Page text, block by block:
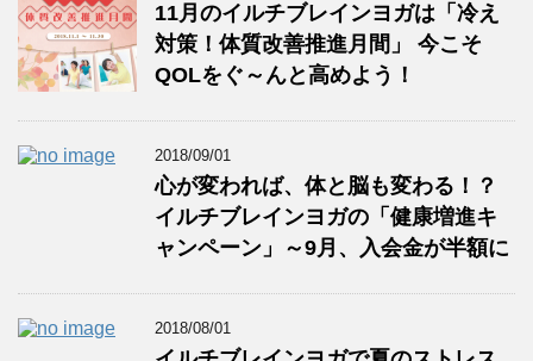
11月のイルチブレインヨガは「冷え
対策！体質改善推進月間」 今こそ
QOLをぐ～んと高めよう！
2018/09/01
心が変われば、体と脳も変わる！？
イルチブレインヨガの「健康増進キ
ャンペーン」～9月、入会金が半額に
2018/08/01